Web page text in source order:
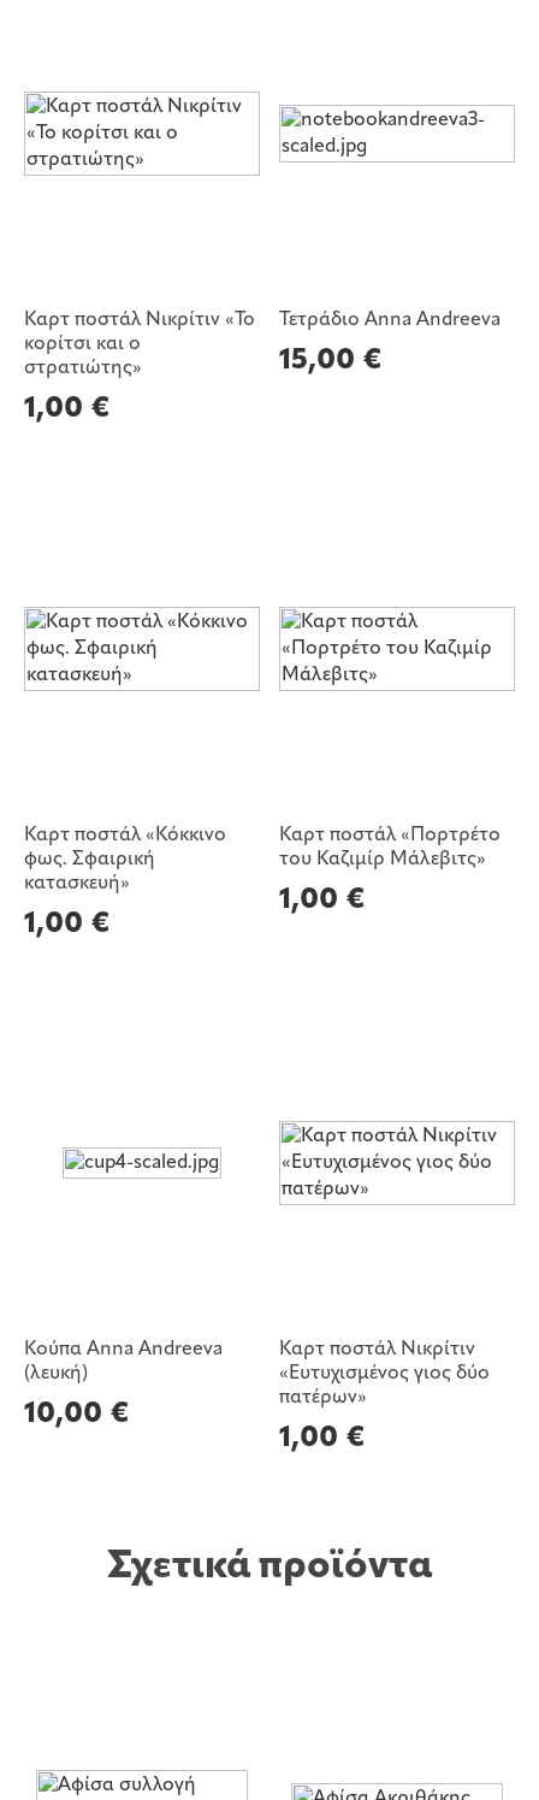
Καρτ ποστάλ Νικρίτιν «Το
κορίτσι και ο
στρατιώτης»
1,00 €
Τετράδιο Anna Andreeva
15,00 €
Καρτ ποστάλ «Κόκκινο
φως. Σφαιρική
κατασκευή»
1,00 €
Καρτ ποστάλ «Πορτρέτο
του Καζιμίρ Μάλεβιτς»
1,00 €
Κούπα Anna Andreeva
(λευκή)
10,00 €
Καρτ ποστάλ Νικρίτιν
«Ευτυχισμένος γιος δύο
πατέρων»
1,00 €
Σχετικά προϊόντα